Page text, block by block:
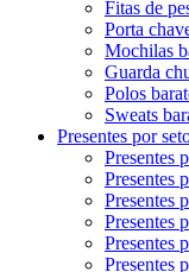
Fitas de
Porta
Mochilas
Guarda
Polos
Sweats
Presentes por
Presentes
Presentes
Presentes
Presentes
Presentes
Presentes